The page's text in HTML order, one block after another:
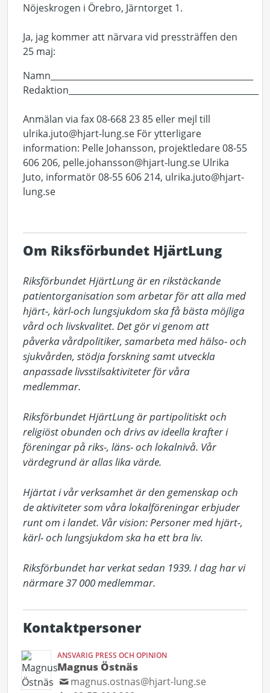
Nöjeskrogen i Örebro, Järntorget 1.
Ja, jag kommer att närvara vid pressträffen den
25 maj:
Namn________________________________________________
Redaktion_____________________________________________
Anmälan via fax 08-668 23 85 eller mejl till
ulrika.juto@hjart-lung.se För ytterligare
information: Pelle Johansson, projektledare 08-55
606 206, pelle.johansson@hjart-lung.se Ulrika
Juto, informatör 08-55 606 214, ulrika.juto@hjart-
lung.se
Om Riksförbundet HjärtLung
Riksförbundet HjärtLung är en rikstäckande
patientorganisation som arbetar för att alla med
hjärt-, kärl-och lungsjukdom ska få bästa möjliga
vård och livskvalitet. Det gör vi genom att
påverka vårdpolitiker, samarbeta med hälso- och
sjukvården, stödja forskning samt utveckla
anpassade livsstilsaktiviteter för våra
medlemmar.
Riksförbundet HjärtLung är partipolitiskt och
religiöst obunden och drivs av ideella krafter i
föreningar på riks-, läns- och lokalnivå. Vår
värdegrund är allas lika värde.
Hjärtat i vår verksamhet är den gemenskap och
de aktiviteter som våra lokalföreningar erbjuder
runt om i landet. Vår vision: Personer med hjärt-,
kärl- och lungsjukdom ska ha ett bra liv.
Riksförbundet har verkat sedan 1939. I dag har vi
närmare 37 000 medlemmar.
Kontaktpersoner
ANSVARIG PRESS OCH OPINION
Magnus Östnäs
magnus.ostnas@hjart-lung.se